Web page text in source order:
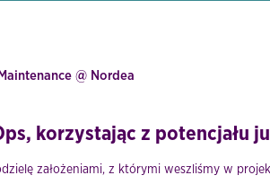
@ Nordea
korzystając z potencjału
założeniami, z którymi weszliśmy w